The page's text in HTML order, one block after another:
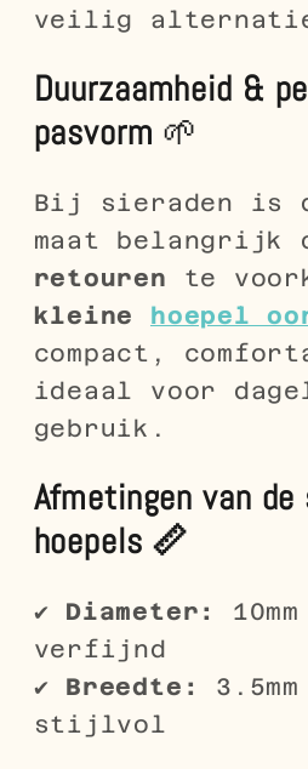
veilig
Duurzaamheid &
pasvorm 🌱
Bij sieraden is
maat belangrijk
retouren te
kleine hoepel
compact,
ideaal voor
gebruik.
Afmetingen van
hoepels 📏
✔ Diameter:
verfijnd
✔ Breedte:
stijlvol